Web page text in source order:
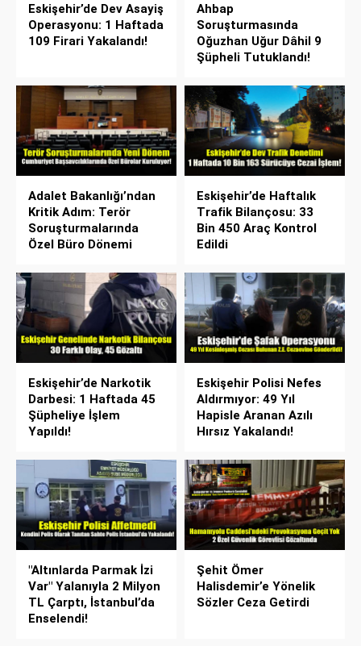
Eskişehir’de Dev Asayiş
Operasyonu: 1 Haftada
109 Firari Yakalandı!
Ahbap
Soruşturmasında
Oğuzhan Uğur Dâhil 9
Şüpheli Tutuklandı!
Adalet Bakanlığı’ndan
Kritik Adım: Terör
Soruşturmalarında
Özel Büro Dönemi
Eskişehir’de Haftalık
Trafik Bilançosu: 33
Bin 450 Araç Kontrol
Edildi
Eskişehir’de Narkotik
Darbesi: 1 Haftada 45
Şüpheliye İşlem
Yapıldı!
Eskişehir Polisi Nefes
Aldırmıyor: 49 Yıl
Hapisle Aranan Azılı
Hırsız Yakalandı!
"Altınlarda Parmak İzi
Var" Yalanıyla 2 Milyon
TL Çarptı, İstanbul’da
Enselendi!
Şehit Ömer
Halisdemir’e Yönelik
Sözler Ceza Getirdi